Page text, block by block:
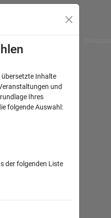
übersetzte Inhalte
und
Ihres
folgende Auswahl:
der folgenden Liste